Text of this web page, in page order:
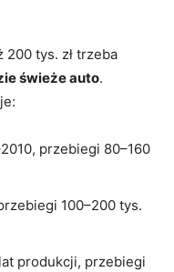
tys. zł trzeba
świeże auto.
przebiegi 80–160
100–200 tys.
produkcji, przebiegi